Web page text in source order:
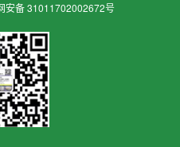
安备 31011702002672号